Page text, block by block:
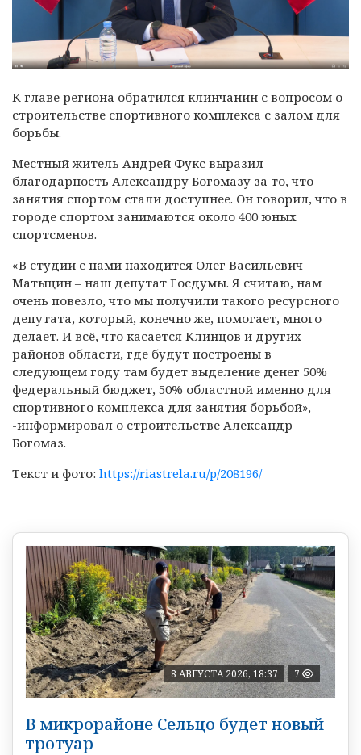
К главе региона обратился клинчанин с вопросом о
строительстве спортивного комплекса с залом для
борьбы.
Местный житель Андрей Фукс выразил
благодарность Александру Богомазу за то, что
занятия спортом стали доступнее. Он говорил, что в
городе спортом занимаются около 400 юных
спортсменов.
«В студии с нами находится Олег Васильевич
Матыцин – наш депутат Госдумы. Я считаю, нам
очень повезло, что мы получили такого ресурсного
депутата, который, конечно же, помогает, много
делает. И всё, что касается Клинцов и других
районов области, где будут построены в
следующем году там будет выделение денег 50%
федеральный бюджет, 50% областной именно для
спортивного комплекса для занятия борьбой»,
-информировал о строительстве Александр
Богомаз.
Текст и фото: https://riastrela.ru/p/208196/
8 АВГУСТА 2026, 18:37 7
В микрорайоне Сельцо будет новый
тротуар